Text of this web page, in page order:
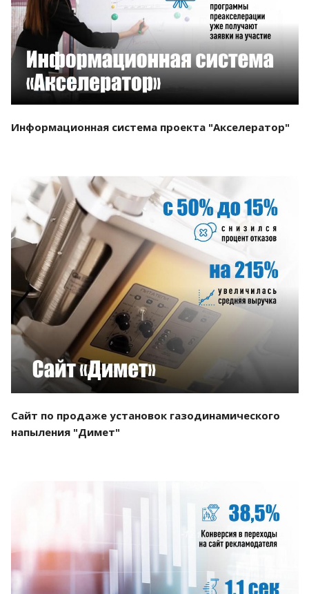
Смотреть проект
Информационная система проекта "Акселератор"
Смотреть проект
Сайт по продаже установок газодинамического
напыления "Димет"